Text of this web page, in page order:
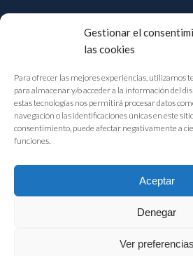
Gestionar el
las cookies
Para ofrecer las mejores experiencias, utilizamos
para almacenar y/o acceder a la información del
estas tecnologías nos permitirá procesar datos
navegación o las identificaciones únicas en este
consentimiento, puede afectar negativamente a
funciones.
Aceptar
Denegar
Ver preferencias
FIAB Federación Española de Industrias